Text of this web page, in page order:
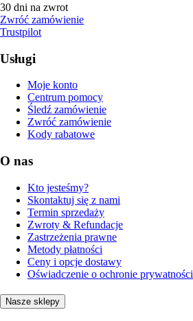
30 dni na zwrot
Zwróć zamówienie
Trustpilot
Usługi
Moje konto
Centrum pomocy
Śledź zamówienie
Zwróć zamówienie
Kody rabatowe
O nas
Kto jesteśmy?
Skontaktuj się z nami
Termin sprzedaży
Zwroty & Refundacje
Zastrzeżenia prawne
Metody płatności
Ceny i opcje dostawy
Oświadczenie o ochronie prywatności
Nasze sklepy